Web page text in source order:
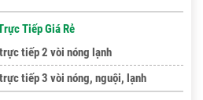
Tiếp Giá Rẻ
tiếp 2 vòi nóng lạnh
tiếp 3 vòi nóng, nguội, lạnh